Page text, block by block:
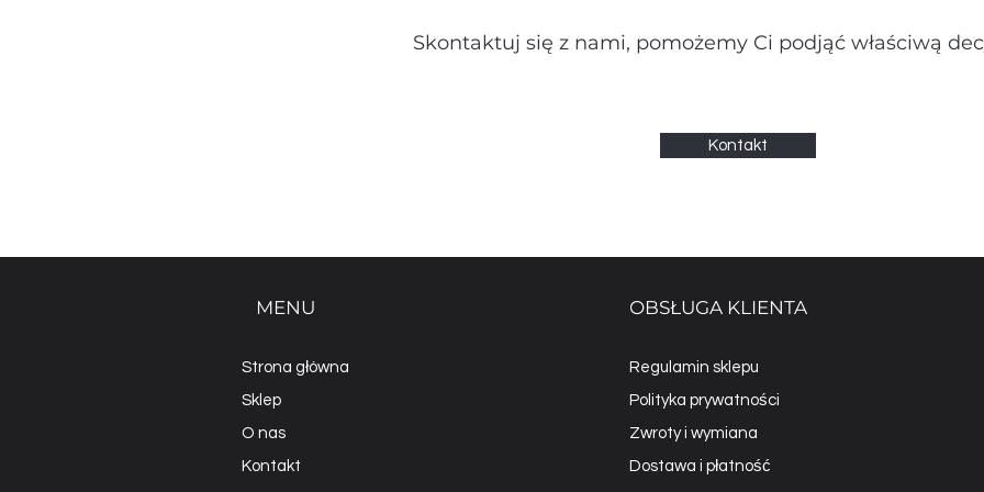
Skontaktuj się z nami, pomożemy Ci podjąć właściwą
Kontakt
MENU
Strona główna
Sklep
O nas
Kontakt
OBSŁUGA KLIENTA
Regulamin sklepu
Polityka prywatności
Zwroty i wymiana
Dostawa i płatność